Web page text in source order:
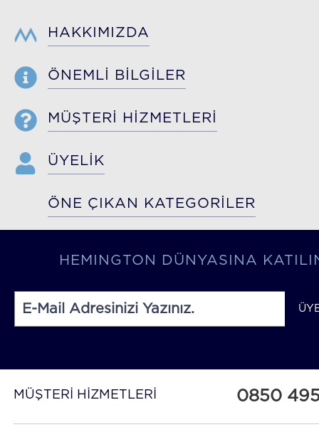
HAKKIMIZDA
ÖNEMLİ BİLGİLER
MÜŞTERİ HİZMETLERİ
ÜYELİK
ÖNE ÇIKAN KATEGORİLER
HEMINGTON DÜNYASINA
MÜŞTERİ HİZMETLERİ 0850